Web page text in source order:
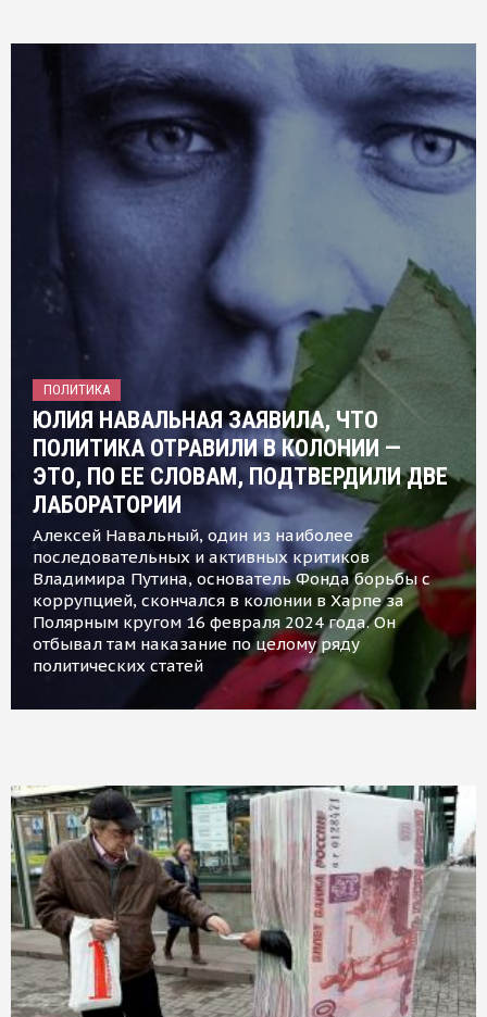
ПОЛИТИКА
ЮЛИЯ НАВАЛЬНАЯ ЗАЯВИЛА, ЧТО
ПОЛИТИКА ОТРАВИЛИ В КОЛОНИИ —
ЭТО, ПО ЕЕ СЛОВАМ, ПОДТВЕРДИЛИ ДВЕ
ЛАБОРАТОРИИ
Алексей Навальный, один из наиболее
последовательных и активных критиков
Владимира Путина, основатель Фонда борьбы с
коррупцией, скончался в колонии в Харпе за
Полярным кругом 16 февраля 2024 года. Он
отбывал там наказание по целому ряду
политических статей